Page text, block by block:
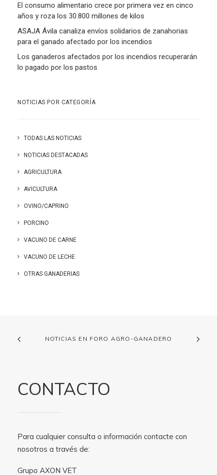
El consumo alimentario crece por primera vez en cinco
años y roza los 30.800 millones de kilos
ASAJA Ávila canaliza envíos solidarios de zanahorias
para el ganado afectado por los incendios
Los ganaderos afectados por los incendios recuperarán
lo pagado por los pastos
NOTICIAS POR CATEGORÍA
TODAS LAS NOTICIAS
NOTICIAS DESTACADAS
AGRICULTURA
AVICULTURA
OVINO/CAPRINO
PORCINO
VACUNO DE CARNE
VACUNO DE LECHE
OTRAS GANADERIAS
NOTICIAS EN FORO AGRO-GANADERO
CONTACTO
Para cualquier consulta o información contacte con
nosotros a través de:
Grupo AXON VET